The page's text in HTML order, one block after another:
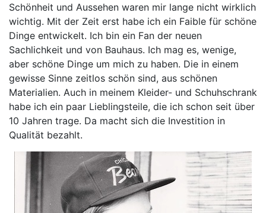
Schönheit und Aussehen waren mir lange nicht wirklich
wichtig. Mit der Zeit erst habe ich ein Faible für schöne
Dinge entwickelt. Ich bin ein Fan der neuen
Sachlichkeit und von Bauhaus. Ich mag es, wenige,
aber schöne Dinge um mich zu haben. Die in einem
gewisse Sinne zeitlos schön sind, aus schönen
Materialien. Auch in meinem Kleider- und Schuhschrank
habe ich ein paar Lieblingsteile, die ich schon seit über
10 Jahren trage. Da macht sich die Investition in
Qualität bezahlt.